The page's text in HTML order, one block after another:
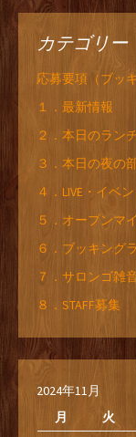
カテゴリー
応募要項（ブッ
１．最新情報
２．本日のラン
３．本日の夜の
４．LIVE・イベ
５．オープンマ
６．ブッキング
７．サロンゴ雑
８．STAFF募集
2024年11月
月
火